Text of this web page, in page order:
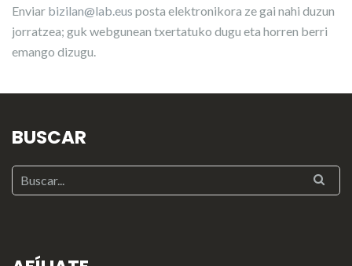
Enviar bizilan@lab.eus posta elektronikora ze gai nahi duzun
jorratzea; guk webgunean txertatuko dugu eta horren berri
emango dizugu.
BUSCAR